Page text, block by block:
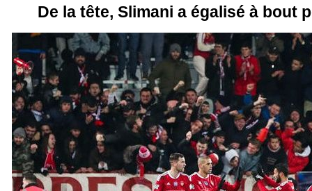
De la tête, Slimani a égalisé à bout